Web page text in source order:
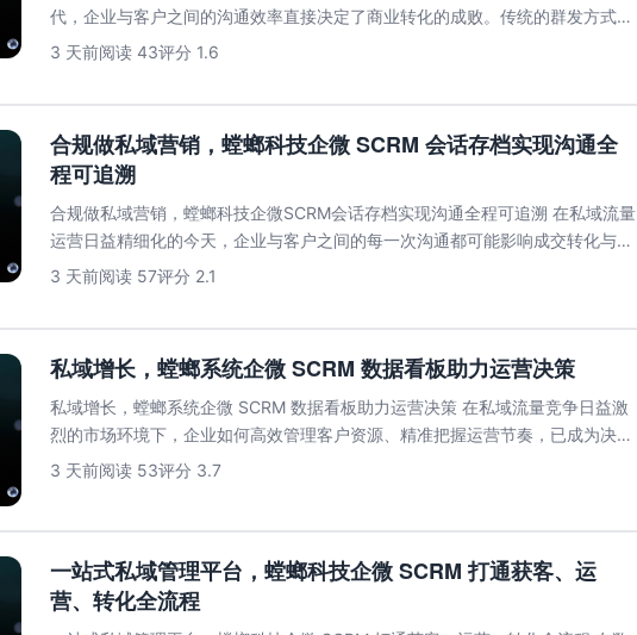
代，企业与客户之间的沟通效率直接决定了商业转化的成败。传统的群发方式往
往面临打开率低...
3 天前阅读 43评分 1.6
合规做私域营销，螳螂科技企微 SCRM 会话存档实现沟通全
程可追溯
合规做私域营销，螳螂科技企微SCRM会话存档实现沟通全程可追溯 在私域流量
运营日益精细化的今天，企业与客户之间的每一次沟通都可能影响成交转化与品
牌口碑。然而，员...
3 天前阅读 57评分 2.1
私域增长，螳螂系统企微 SCRM 数据看板助力运营决策
私域增长，螳螂系统企微 SCRM 数据看板助力运营决策 在私域流量竞争日益激
烈的市场环境下，企业如何高效管理客户资源、精准把握运营节奏，已成为决定
增长成败的关键...
3 天前阅读 53评分 3.7
一站式私域管理平台，螳螂科技企微 SCRM 打通获客、运
营、转化全流程